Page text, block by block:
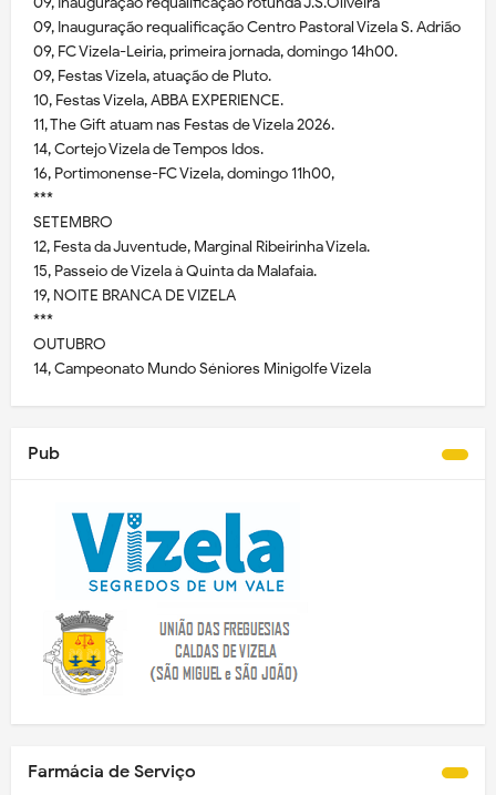
09, Inauguração requalificação Centro Pastoral Vizela S. Adrião
09, FC Vizela-Leiria, primeira jornada, domingo 14h00.
09, Festas Vizela, atuação de Pluto.
10, Festas Vizela, ABBA EXPERIENCE.
11, The Gift atuam nas Festas de Vizela 2026.
14, Cortejo Vizela de Tempos Idos.
16, Portimonense-FC Vizela, domingo 11h00,
***
SETEMBRO
12, Festa da Juventude, Marginal Ribeirinha Vizela.
15, Passeio de Vizela à Quinta da Malafaia.
19, NOITE BRANCA DE VIZELA
***
OUTUBRO
14, Campeonato Mundo Séniores Minigolfe Vizela
Pub
Farmácia de Serviço